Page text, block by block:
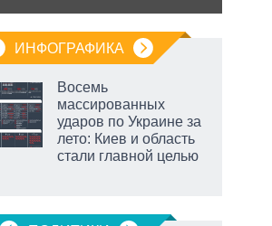
ИНФОГРАФИКА
Восемь
массированных
ударов по Украине за
лето: Киев и область
стали главной целью